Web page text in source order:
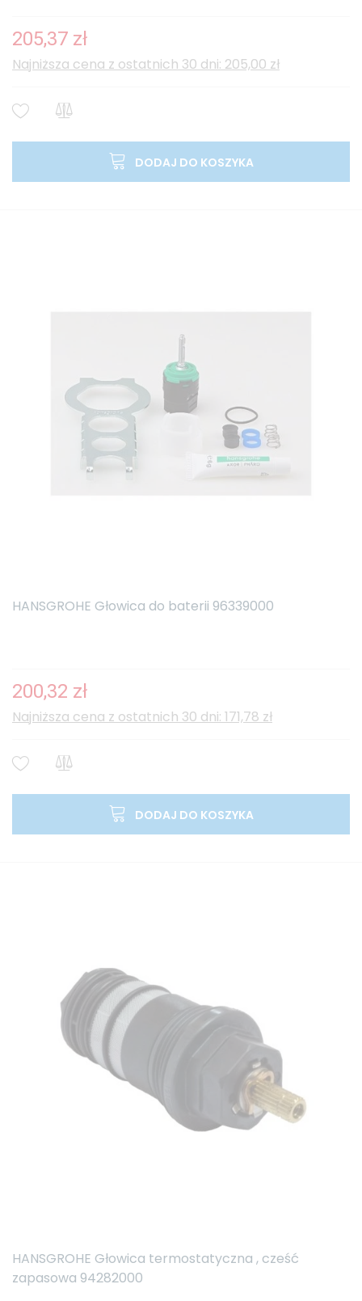
205,37 zł
Najniższa cena z ostatnich 30 dni: 205,00 zł
DODAJ DO KOSZYKA
HANSGROHE Głowica do baterii 96339000
200,32 zł
Najniższa cena z ostatnich 30 dni: 171,78 zł
DODAJ DO KOSZYKA
HANSGROHE Głowica termostatyczna , cześć
zapasowa 94282000